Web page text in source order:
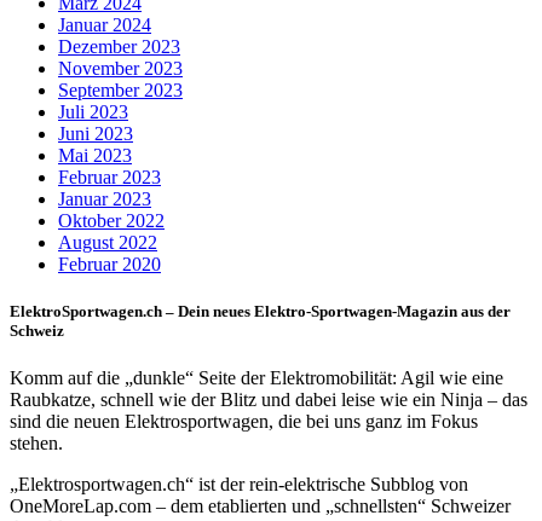
Januar 2024
Dezember 2023
November 2023
September 2023
Juli 2023
Juni 2023
Mai 2023
Februar 2023
Januar 2023
Oktober 2022
August 2022
Februar 2020
ElektroSportwagen.ch – Dein neues Elektro-Sportwagen-Magazin aus der
Schweiz
Komm auf die „dunkle“ Seite der Elektromobilität: Agil wie eine
Raubkatze, schnell wie der Blitz und dabei leise wie ein Ninja – das
sind die neuen Elektrosportwagen, die bei uns ganz im Fokus
stehen.
„Elektrosportwagen.ch“ ist der rein-elektrische Subblog von
OneMoreLap.com – dem etablierten und „schnellsten“ Schweizer